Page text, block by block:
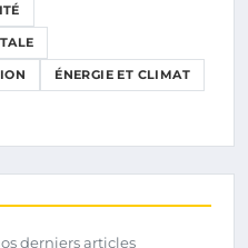
ÉNERGIE ET CLIMAT
derniers articles